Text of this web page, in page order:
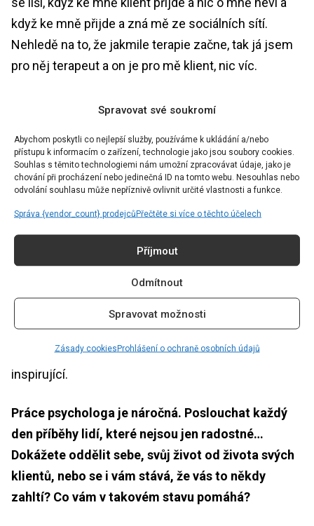
Spravovat své soukromí
Abychom poskytli co nejlepší služby, používáme k ukládání a/nebo
přístupu k informacím o zařízení, technologie jako jsou soubory cookies.
Souhlas s těmito technologiemi nám umožní zpracovávat údaje, jako je
chování při procházení nebo jedinečná ID na tomto webu. Nesouhlas nebo
odvolání souhlasu může nepříznivě ovlivnit určité vlastnosti a funkce.
Správa {vendor_count} prodejcůPřečtěte si více o těchto účelech
Příjmout
Odmítnout
Spravovat možnosti
Zásady cookiesProhlášení o ochraně osobních údajů
když ke mně přijde a zná mě ze sociálních sítí.
Nehledě na to, že jakmile terapie začne, tak já jsem
pro něj terapeut a on je pro mě klient, nic víc.
Na svém YouTube kanálu máte videa zaměřená na
pomáháte lidem, zbavujete je strachu z návštěvy
psychologa a podobně. Těmito videi inspirujete
spoustu lidí. Kdo však inspiruje vás? Kde hledáte
potřebnou inspiraci?
Co se týče profesní inspirace, ta odborná jména by
nejspíš čtenářům nic neřekla. Ale když to pojmu
obecněji, inspirují mě lidé, kteří se nevzdávají své
svobody, vytrvale si jdou za svým, nebojí se dělat
kroky proti zavedeným pořádkům. Kreativita a
schopnost otevřít se novým možnostem je pro mě
inspirující.
Práce psychologa je náročná. Poslouchat každý
den příběhy lidí, které nejsou jen radostné…
Dokážete oddělit sebe, svůj život od života svých
klientů, nebo se i vám stává, že vás to někdy
zahltí? Co vám v takovém stavu pomáhá?